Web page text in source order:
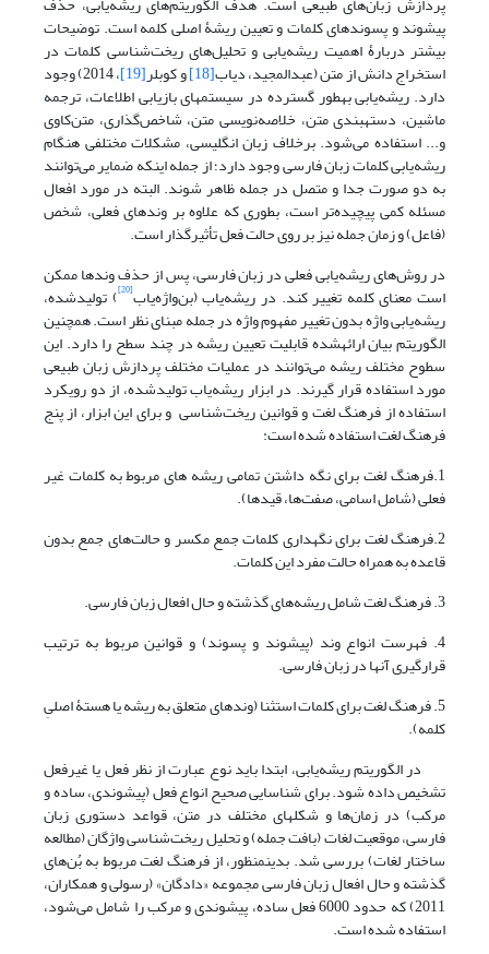
پیشوند و پسوندهای کلمات و تعیین ریشۀ اصلی کلمه است. توضیحات
بیشتر دربارۀ اهمیت ریشه‌یابی و تحلیل‌های ریخت‌شناسی کلمات در
استخراج دانش از متن (عبدالمجید، دیاب[18] و کوبلر[19] ، 2014) وجود
دارد. ریشه‌یابی به‎طور گسترده در سیستم‎های بازیابی اطلاعات، ترجمه
ماشین، دسته‎بندی ‌متن، خلاصه‌نویسی متن، شاخص‌گذاری، متن‌کاوی
و... استفاده می‌شود. برخلاف زبان انگلیسی، مشکلات مختلفی هنگام
ریشه‌یابی کلمات زبان فارسی وجود دارد؛ از جمله اینکه ضمایر می‌توانند
به دو صورت جدا و متصل در جمله ظاهر شوند. البته در مورد افعال
مسئله کمی پیچیده‌تر است، بطوری که علاوه بر وندهای فعلی، شخص
(فاعل) و زمان جمله نیز بر روی حالت فعل تأثیرگذار است.
در روش‌های ریشه‌یابی فعلی در زبان فارسی، پس از حذف وندها ممکن
است معنای کلمه تغییر کند. در ریشه‌یاب (بن‌واژه‌یاب[20] ) تولیدشده،
ریشه‌یابی واژه بدون تغییر مفهوم واژه در جمله مبنای نظر است. همچنین
الگوریتم بیان ارائه‎شده قابلیت تعیین ریشه در چند سطح را دارد. این
سطوح مختلف ریشه می‌توانند در عملیات مختلف پردازش زبان طبیعی
مورد استفاده قرار گیرند. در ابزار ریشه‌یاب تولیدشده، از دو رویکرد
استفاده از فرهنگ لغت و قوانین ریخت‌شناسی و برای این ابزار، از پنج
فرهنگ لغت استفاده شده است:
1.فرهنگ لغت برای نگه داشتن تمامی ریشه های مربوط به کلمات غیر
فعلی (شامل اسامی، صفت‌ها، قیدها).
2.فرهنگ لغت برای نگهداری کلمات جمع مکسر و حالت‌های جمع بدون
قاعده به همراه حالت مفرد این کلمات.
3. فرهنگ لغت شامل ریشه‌های گذشته و حال افعال زبان فارسی.
4. فهرست انواع وند (پیشوند و پسوند) و قوانین مربوط به ترتیب
قرارگیری آنها در زبان فارسی.
5. فرهنگ لغت برای کلمات استثنا (وندهای متعلق به ریشه یا هستۀ اصلیِ
کلمه).
در الگوریتم ریشه‌یابی، ابتدا باید نوع عبارت از نظر فعل یا غیرفعل
تشخیص داده شود. برای شناسایی صحیح انواع فعل (پیشوندی، ساده و
مرکب) در زمان‌ها و شکل‎های مختلف در متن، قواعد دستوری زبان
فارسی، موقعیت لغات (بافت جمله) و تحلیل ریخت‌شناسی واژگان (مطالعه
ساختار لغات) بررسی شد. بدین‎منظور، از فرهنگ لغت مربوط به بُن‌های
گذشته و حال افعال زبان فارسی مجموعه «دادگان» (رسولی و همکاران،
2011) که حدود 6000 فعل ساده، پیشوندی و مرکب را شامل می‌شود،
استفاده شده است.